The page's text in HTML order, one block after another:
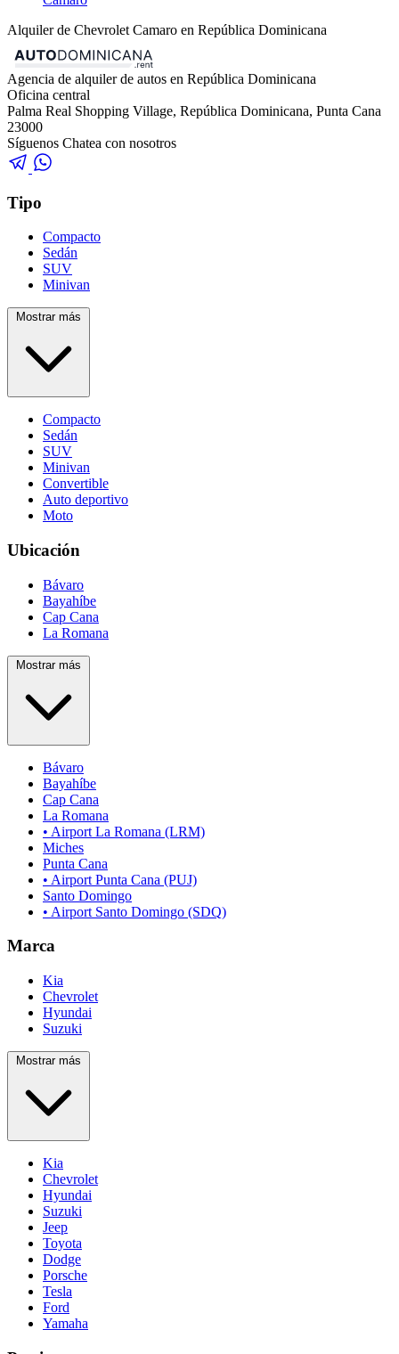
Alquiler de Chevrolet Camaro en República Dominicana
Agencia de alquiler de autos en República Dominicana
Oficina central
Palma Real Shopping Village, República Dominicana, Punta Cana
23000
Síguenos Chatea con nosotros
Tipo
Compacto
Sedán
SUV
Minivan
Mostrar más
Compacto
Sedán
SUV
Minivan
Convertible
Auto deportivo
Moto
Ubicación
Bávaro
Bayahíbe
Cap Cana
La Romana
Mostrar más
Bávaro
Bayahíbe
Cap Cana
La Romana
• Airport La Romana (LRM)
Miches
Punta Cana
• Airport Punta Cana (PUJ)
Santo Domingo
• Airport Santo Domingo (SDQ)
Marca
Kia
Chevrolet
Hyundai
Suzuki
Mostrar más
Kia
Chevrolet
Hyundai
Suzuki
Jeep
Toyota
Dodge
Porsche
Tesla
Ford
Yamaha